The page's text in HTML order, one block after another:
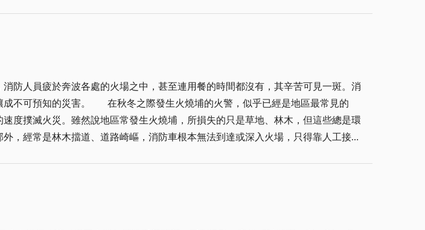
自古血脈相連，一水之隔，人民往來是擋不住的潮流。而海巡、岸巡人員也能順應
銷燬，不但血本無
為逃避查緝，每每摸黑行事，且心驚膽顫，倘遇查緝追捕，更可能慌張失措或搏命
古寧頭海岸查緝走私，遭涉嫌走私大陸酒的台籍私梟開車衝撞；上週澎湖海巡隊兩
證即可自由出人，且撤軍
防人員疲於奔波各處的火場之中，甚至連用餐的時間都沒有，其辛苦可見一斑。消
火警，似乎已經是地區最常見的
度撲滅火災。雖然說地區常發生火燒埔，所損失的只是草地、林木，但這些總是環
，經常是林木擋道、道路崎嶇，消防車根本無法到達或深入火場，只得靠人工接力
的就在讓更多的人有正確的防火觀念，以及救災、避難、逃生認識，一方面防止火